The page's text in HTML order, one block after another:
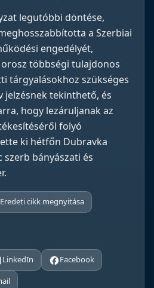
legutóbbi döntése,
a Szerbiai
engedélyét,
többségi tulajdonos
tárgyalásokhoz szükséges
jelzésnek tekinthető, és
hogy lezáruljanak az
folyó
ki hétfőn Dubravka
szerb bányászati és
Eredeti cikk megnyitása
LinkedIn
Facebook